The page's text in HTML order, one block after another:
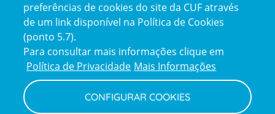
Reclamações
e
elogios
preferências de cookies do site da CUF através
de um link disponível na Política de Cookies
(ponto 5.7).
Para consultar mais informações clique em
Política de Privacidade Mais Informações
CONFIGURAR COOKIES